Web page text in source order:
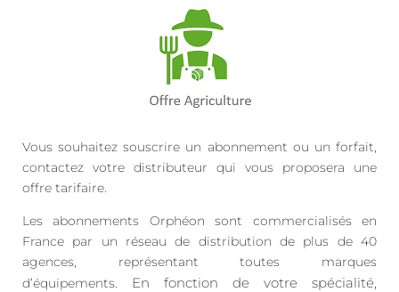
Vous souhaitez souscrire un abonnement ou un forfait,
contactez votre distributeur qui vous proposera une
offre tarifaire.
Les abonnements Orphéon sont commercialisés en
France par un réseau de distribution de plus de 40
agences, représentant toutes marques
d’équipements. En fonction de votre spécialité,